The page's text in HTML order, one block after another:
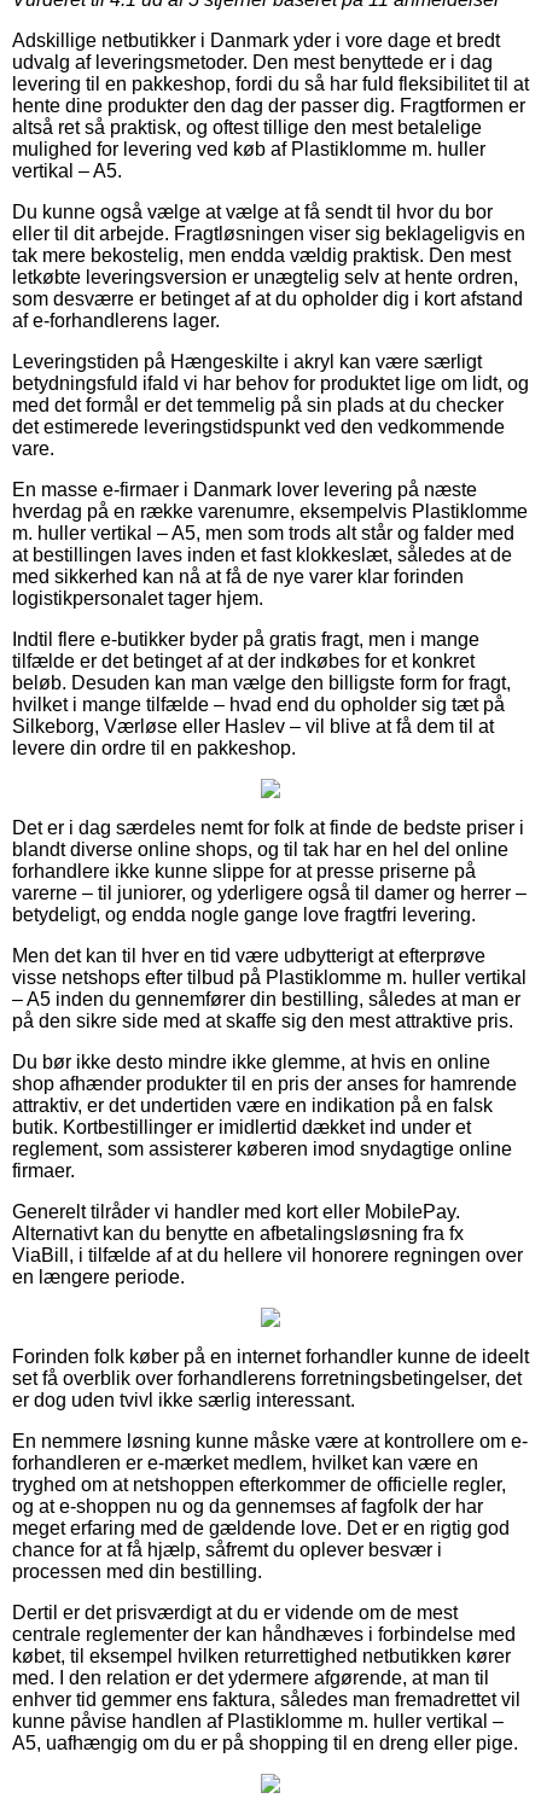
Adskillige netbutikker i Danmark yder i vore dage et bredt
udvalg af leveringsmetoder. Den mest benyttede er i dag
levering til en pakkeshop, fordi du så har fuld fleksibilitet til at
hente dine produkter den dag der passer dig. Fragtformen er
altså ret så praktisk, og oftest tillige den mest betalelige
mulighed for levering ved køb af Plastiklomme m. huller
vertikal – A5.
Du kunne også vælge at vælge at få sendt til hvor du bor
eller til dit arbejde. Fragtløsningen viser sig beklageligvis en
tak mere bekostelig, men endda vældig praktisk. Den mest
letkøbte leveringsversion er unægtelig selv at hente ordren,
som desværre er betinget af at du opholder dig i kort afstand
af e-forhandlerens lager.
Leveringstiden på Hængeskilte i akryl kan være særligt
betydningsfuld ifald vi har behov for produktet lige om lidt, og
med det formål er det temmelig på sin plads at du checker
det estimerede leveringstidspunkt ved den vedkommende
vare.
En masse e-firmaer i Danmark lover levering på næste
hverdag på en række varenumre, eksempelvis Plastiklomme
m. huller vertikal – A5, men som trods alt står og falder med
at bestillingen laves inden et fast klokkeslæt, således at de
med sikkerhed kan nå at få de nye varer klar forinden
logistikpersonalet tager hjem.
Indtil flere e-butikker byder på gratis fragt, men i mange
tilfælde er det betinget af at der indkøbes for et konkret
beløb. Desuden kan man vælge den billigste form for fragt,
hvilket i mange tilfælde – hvad end du opholder sig tæt på
Silkeborg, Værløse eller Haslev – vil blive at få dem til at
levere din ordre til en pakkeshop.
Det er i dag særdeles nemt for folk at finde de bedste priser i
blandt diverse online shops, og til tak har en hel del online
forhandlere ikke kunne slippe for at presse priserne på
varerne – til juniorer, og yderligere også til damer og herrer –
betydeligt, og endda nogle gange love fragtfri levering.
Men det kan til hver en tid være udbytterigt at efterprøve
visse netshops efter tilbud på Plastiklomme m. huller vertikal
– A5 inden du gennemfører din bestilling, således at man er
på den sikre side med at skaffe sig den mest attraktive pris.
Du bør ikke desto mindre ikke glemme, at hvis en online
shop afhænder produkter til en pris der anses for hamrende
attraktiv, er det undertiden være en indikation på en falsk
butik. Kortbestillinger er imidlertid dækket ind under et
reglement, som assisterer køberen imod snydagtige online
firmaer.
Generelt tilråder vi handler med kort eller MobilePay.
Alternativt kan du benytte en afbetalingsløsning fra fx
ViaBill, i tilfælde af at du hellere vil honorere regningen over
en længere periode.
Forinden folk køber på en internet forhandler kunne de ideelt
set få overblik over forhandlerens forretningsbetingelser, det
er dog uden tvivl ikke særlig interessant.
En nemmere løsning kunne måske være at kontrollere om e-
forhandleren er e-mærket medlem, hvilket kan være en
tryghed om at netshoppen efterkommer de officielle regler,
og at e-shoppen nu og da gennemses af fagfolk der har
meget erfaring med de gældende love. Det er en rigtig god
chance for at få hjælp, såfremt du oplever besvær i
processen med din bestilling.
Dertil er det prisværdigt at du er vidende om de mest
centrale reglementer der kan håndhæves i forbindelse med
købet, til eksempel hvilken returrettighed netbutikken kører
med. I den relation er det ydermere afgørende, at man til
enhver tid gemmer ens faktura, således man fremadrettet vil
kunne påvise handlen af Plastiklomme m. huller vertikal –
A5, uafhængig om du er på shopping til en dreng eller pige.